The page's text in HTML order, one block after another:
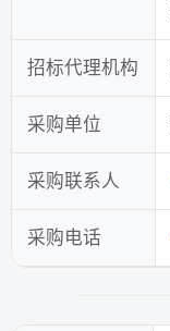
招标代理机构
采购单位
采购联系人
采购电话